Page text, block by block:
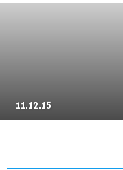
11.12.15